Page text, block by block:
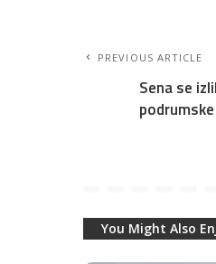
PREVIOUS ARTICLE
Sena se
You Might Also